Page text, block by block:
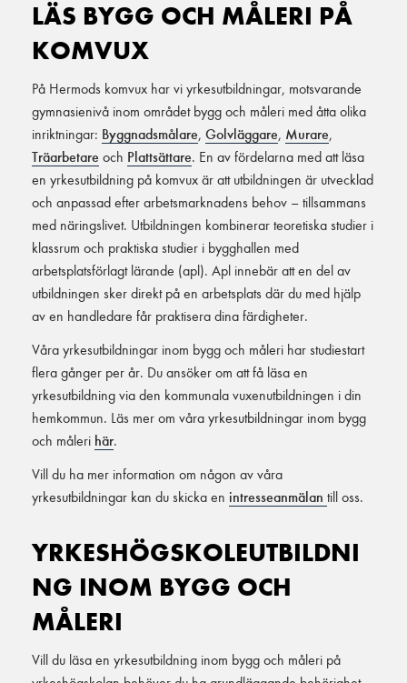
LÄS BYGG OCH MÅLERI PÅ
KOMVUX
På Hermods komvux har vi yrkesutbildningar, motsvarande
gymnasienivå inom området bygg och måleri med åtta olika
inriktningar: Byggnadsmålare, Golvläggare, Murare,
Träarbetare och Plattsättare. En av fördelarna med att läsa
en yrkesutbildning på komvux är att utbildningen är utvecklad
och anpassad efter arbetsmarknadens behov – tillsammans
med näringslivet. Utbildningen kombinerar teoretiska studier i
klassrum och praktiska studier i bygghallen med
arbetsplatsförlagt lärande (apl). Apl innebär att en del av
utbildningen sker direkt på en arbetsplats där du med hjälp
av en handledare får praktisera dina färdigheter.
Våra yrkesutbildningar inom bygg och måleri har studiestart
flera gånger per år. Du ansöker om att få läsa en
yrkesutbildning via den kommunala vuxenutbildningen i din
hemkommun. Läs mer om våra yrkesutbildningar inom bygg
och måleri här.
Vill du ha mer information om någon av våra
yrkesutbildningar kan du skicka en intresseanmälan till oss.
YRKESHÖGSKOLEUTBILDNI
NG INOM BYGG OCH
MÅLERI
Vill du läsa en yrkesutbildning inom bygg och måleri på